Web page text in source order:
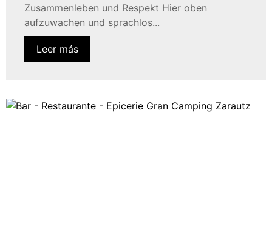
Zusammenleben und Respekt Hier oben
aufzuwachen und sprachlos...
Leer más